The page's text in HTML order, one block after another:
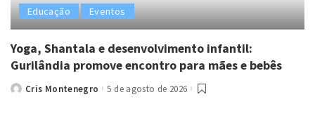
Educação Eventos
Yoga, Shantala e desenvolvimento infantil:
Gurilândia promove encontro para mães e bebês
PostedCris Montenegro 5 de agosto de 2026